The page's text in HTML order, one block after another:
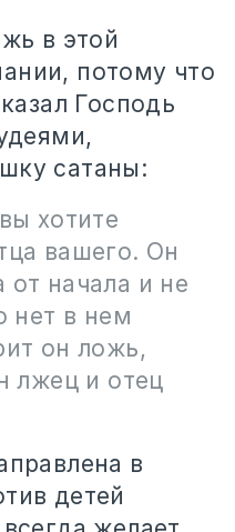
в этой
потому что
Господь
сатаны:
хотите
вашего. Он
от начала и не
нет в нем
он ложь,
лжец и отец
в
детей